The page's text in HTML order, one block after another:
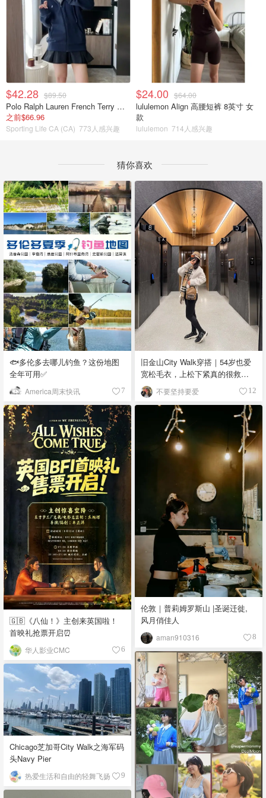
$42.28 $89.50
Polo Ralph Lauren French Terry 女童连帽卫衣 7-16码
之前$66.96
Sporting Life CA (CA) 773人感兴趣
$24.00 $64.00
lululemon Align 高腰短裤 8英寸 女
款
lululemon 714人感兴趣
猜你喜欢
🐟多伦多去哪儿钓鱼？这份地图
全年可用✅
America周末快讯 7
旧金山City Walk穿搭｜54岁也爱
宽松毛衣，上松下紧真的很救比
例
不要坚持要爱 12
🇬🇧《八仙！》主创来英国啦！
首映礼抢票开启⏰
华人影业CMC 6
伦敦｜普莉姆罗斯山 |圣诞迁徙,
风月俏佳人
aman910316 8
Chicago芝加哥City Walk之海军码
头Navy Pier
热爱生活和自由的轻舞飞扬 9